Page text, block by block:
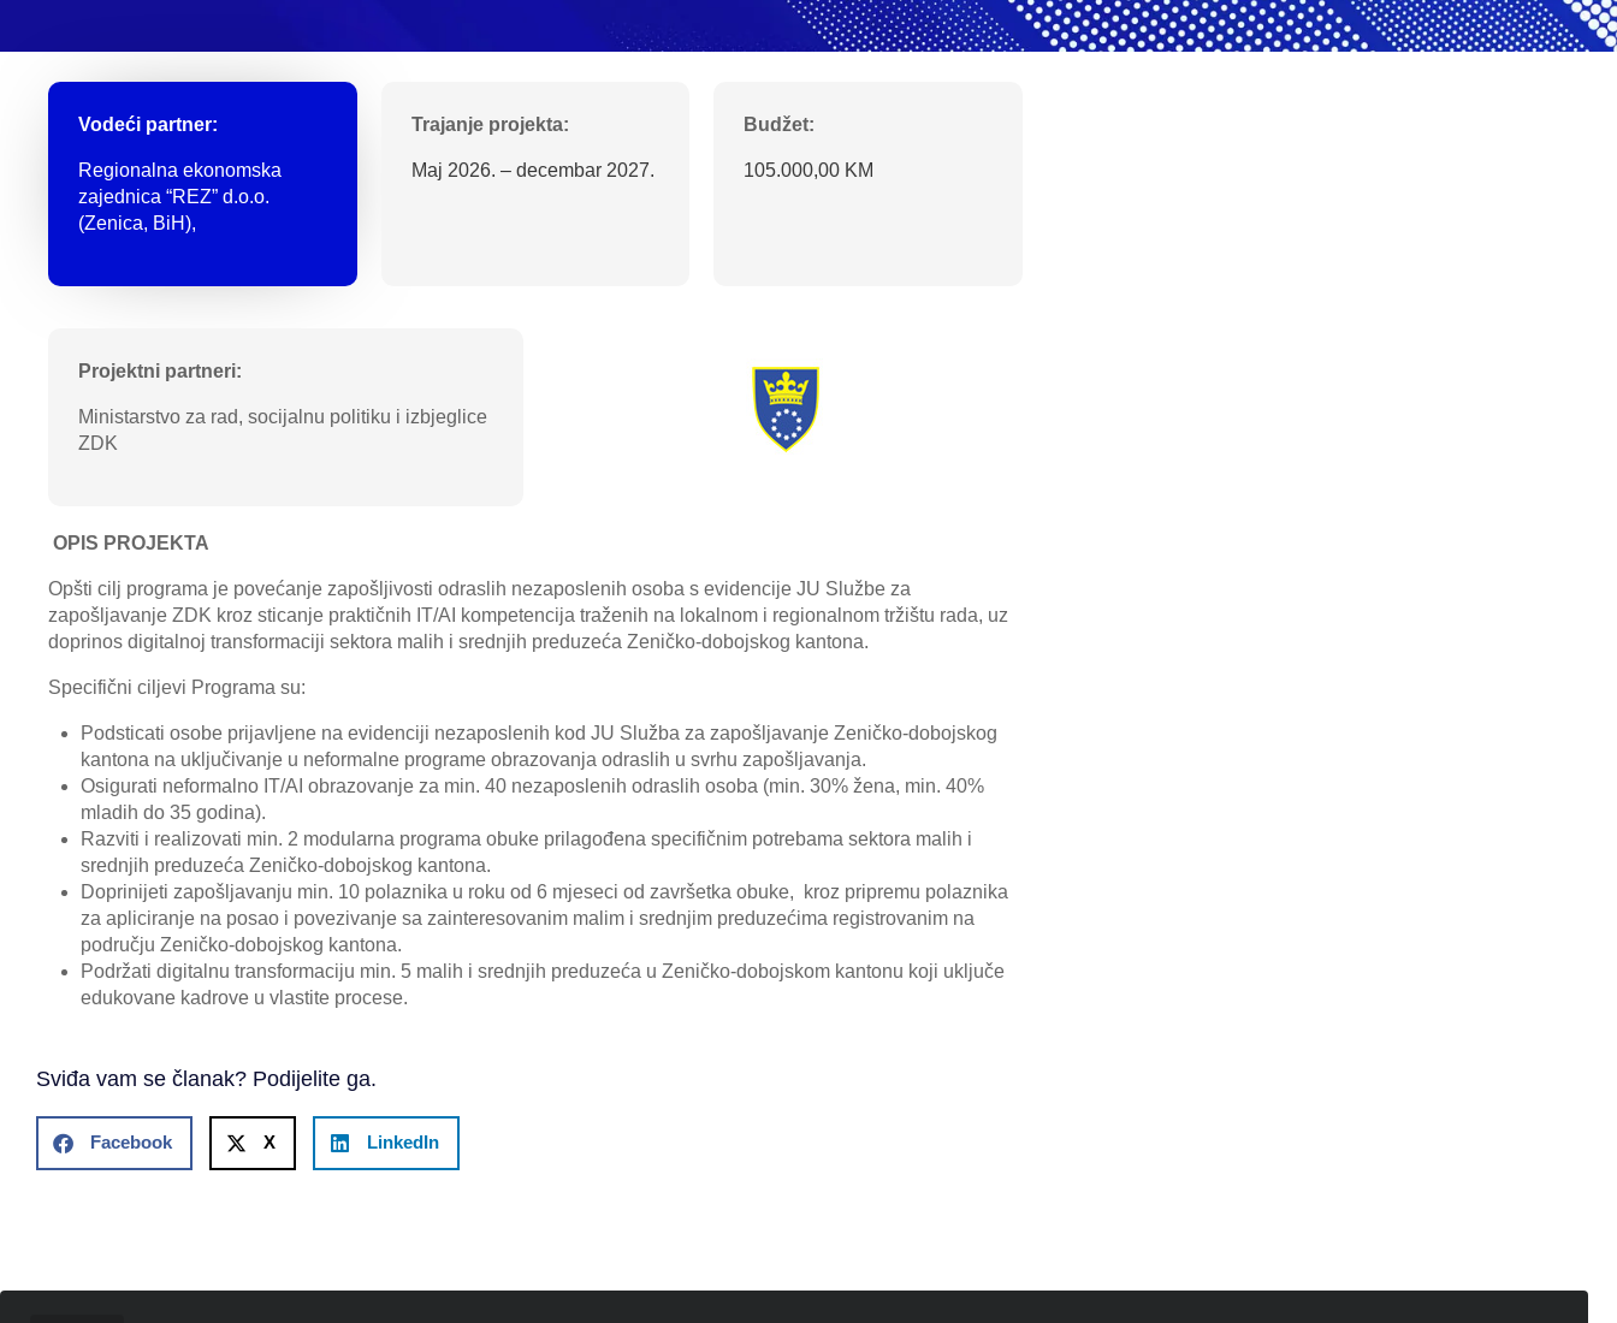
Vodeći partner:
Regionalna ekonomska
zajednica “REZ” d.o.o.
(Zenica, BiH),
Trajanje projekta:
Maj 2026. – decembar 2027.
Budžet:
105.000,00 KM
Projektni partneri:
Ministarstvo za rad, socijalnu politiku i izbjeglice
ZDK
OPIS PROJEKTA
Opšti cilj programa je povećanje zapošljivosti odraslih nezaposlenih osoba s evidencije JU Službe za
zapošljavanje ZDK kroz sticanje praktičnih IT/AI kompetencija traženih na lokalnom i regionalnom tržištu rada, uz
doprinos digitalnoj transformaciji sektora malih i srednjih preduzeća Zeničko-dobojskog kantona.
Specifični ciljevi Programa su:
Podsticati osobe prijavljene na evidenciji nezaposlenih kod JU Služba za zapošljavanje Zeničko-dobojskog
kantona na uključivanje u neformalne programe obrazovanja odraslih u svrhu zapošljavanja.
Osigurati neformalno IT/AI obrazovanje za min. 40 nezaposlenih odraslih osoba (min. 30% žena, min. 40%
mladih do 35 godina).
Razviti i realizovati min. 2 modularna programa obuke prilagođena specifičnim potrebama sektora malih i
srednjih preduzeća Zeničko-dobojskog kantona.
Doprinijeti zapošljavanju min. 10 polaznika u roku od 6 mjeseci od završetka obuke, kroz pripremu polaznika
za apliciranje na posao i povezivanje sa zainteresovanim malim i srednjim preduzećima registrovanim na
području Zeničko-dobojskog kantona.
Podržati digitalnu transformaciju min. 5 malih i srednjih preduzeća u Zeničko-dobojskom kantonu koji uključe
edukovane kadrove u vlastite procese.
Sviđa vam se članak? Podijelite ga.
Facebook X LinkedIn